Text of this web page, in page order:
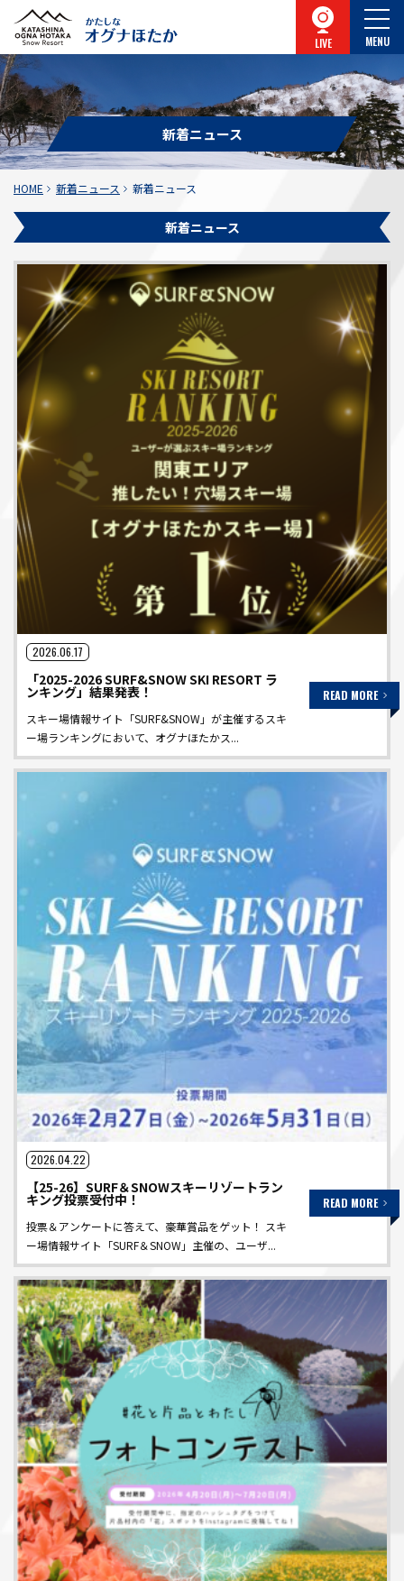
LIVE MENU
新着ニュース
HOME 新着ニュース 新着ニュース
新着ニュース
2026.06.17
「2025-2026 SURF&SNOW SKI RESORT ラ
ンキング」結果発表！
スキー場情報サイト「SURF&SNOW」が主催するスキ
ー場ランキングにおいて、オグナほたかス...
READ MORE
2026.04.22
【25-26】SURF＆SNOWスキーリゾートラン
キング投票受付中！
投票＆アンケートに答えて、豪華賞品をゲット！ スキ
ー場情報サイト「SURF＆SNOW」主催の、ユーザ...
READ MORE